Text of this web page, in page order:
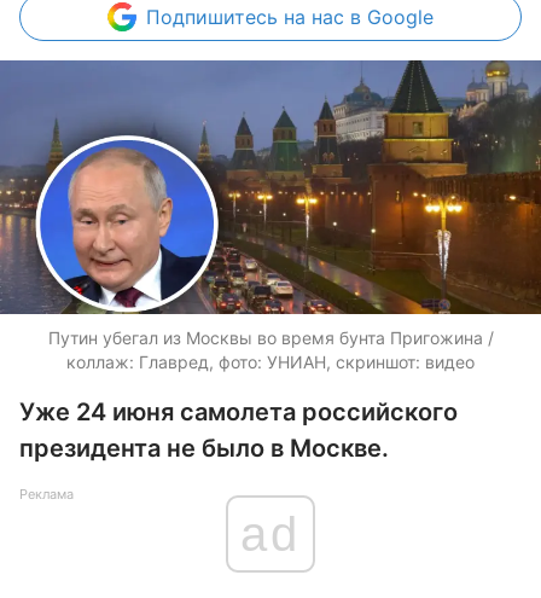
Подпишитесь на нас в Google
Путин убегал из Москвы во время бунта Пригожина /
коллаж: Главред, фото: УНИАН, скриншот: видео
Уже 24 июня самолета российского
президента не было в Москве.
Реклама
ad